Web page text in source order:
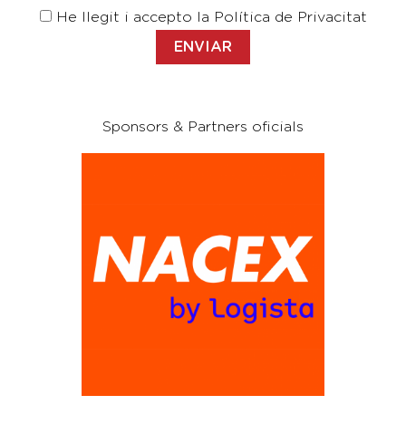
He llegit i accepto la Política de Privacitat
Sponsors & Partners oficials